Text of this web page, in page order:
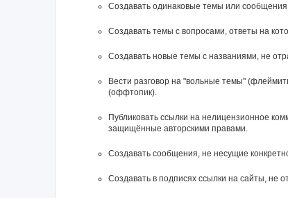
Создавать одинаковые темы или
Создавать темы с вопросами, ответы на
Создавать новые темы с названиями, не
Вести разговор на "вольные темы"
(оффтопик).
Публиковать ссылки на нелицензионное
защищённые авторскими правами.
Создавать сообщения, не несущие
Создавать в подписях ссылки на сайты, не